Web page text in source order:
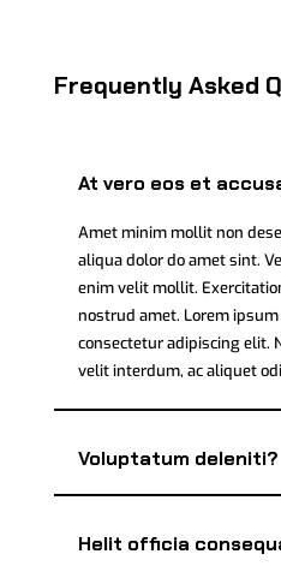
Frequently Asked
At vero eos et
Amet minim mollit non
aliqua dolor do amet sint.
enim velit mollit.
nostrud amet. Lorem
consectetur adipiscing elit.
velit interdum, ac aliquet
Voluptatum deleniti?
Helit officia